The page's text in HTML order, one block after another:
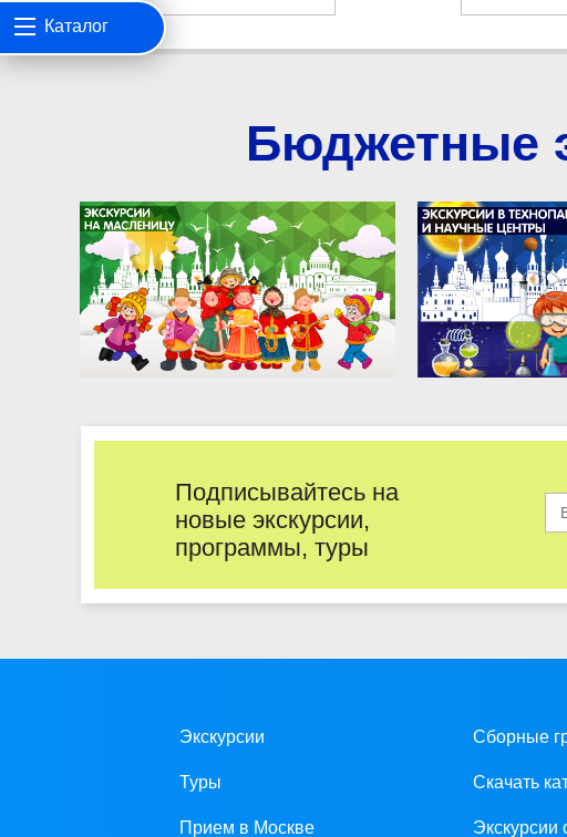
Каталог
Бюджетные
Подписывайтесь на
новые экскурсии,
программы, туры
Экскурсии
Туры
Прием в Москве
Сборные
Скачать
Экскурсии